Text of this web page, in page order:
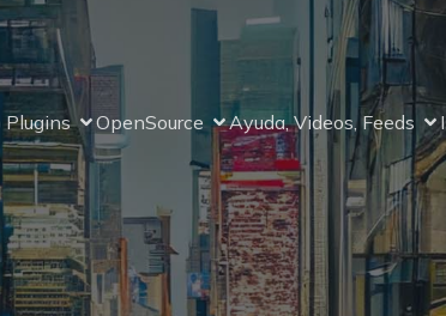
Plugins OpenSource Ayuda, Videos, Feeds